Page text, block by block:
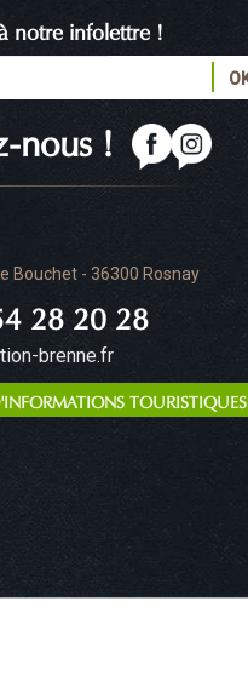
Bouchet - 36300 Rosnay
28 20 28
brenne.fr
TOURISTIQUES
nous !
notre infolettre !